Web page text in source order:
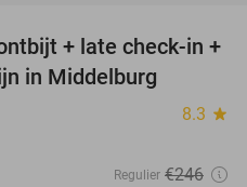
52%
+ late check-in +
in Middelburg
8.3 star
Regulier €246